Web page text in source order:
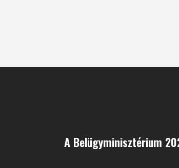
A Belügyminisztérium